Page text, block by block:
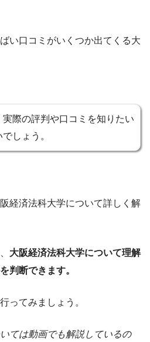
い口コミがいくつか出てくる大
実際の評判や口コミを知りたい
しょう。
経済法科大学について詳しく解
大阪経済法科大学について理解
判断できます。
ってみましょう。
ては動画でも解説しているの